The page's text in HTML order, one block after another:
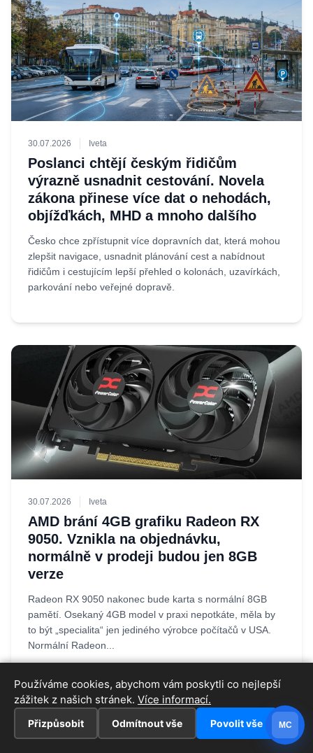
30.07.2026 Iveta
Poslanci chtějí českým řidičům
výrazně usnadnit cestování. Novela
zákona přinese více dat o nehodách,
objížďkách, MHD a mnoho dalšího
Česko chce zpřístupnit více dopravních dat, která mohou
zlepšit navigace, usnadnit plánování cest a nabídnout
řidičům i cestujícím lepší přehled o kolonách, uzavírkách,
parkování nebo veřejné dopravě.
30.07.2026 Iveta
AMD brání 4GB grafiku Radeon RX
9050. Vznikla na objednávku,
normálně v prodeji budou jen 8GB
verze
Radeon RX 9050 nakonec bude karta s normální 8GB
pamětí. Osekaný 4GB model v praxi nepotkáte, měla by
to být „specialita“ jen jediného výrobce počítačů v USA.
Normální Radeon...
Používáme cookies, abychom vám poskytli co nejlepší
zážitek z našich stránek. Více informací.
Přizpůsobit Odmítnout vše Povolit vše MC